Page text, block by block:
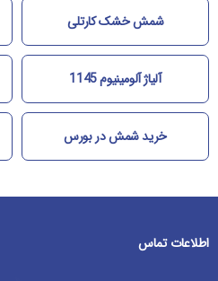
شمش خشک کارتلی
آلیاژ آلومینیوم 1145
خرید شمش در بورس
اطلاعات تماس